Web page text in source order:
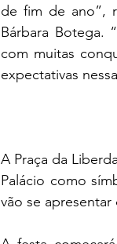
de fim de ano”,
Bárbara Botega.
com muitas
expectativas
A Praça da
Palácio como
vão se